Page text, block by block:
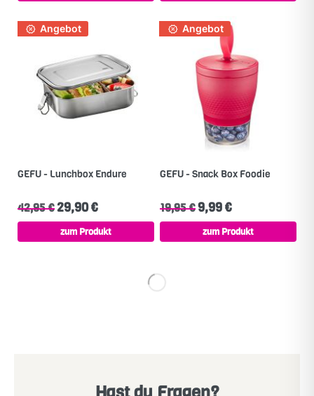
Angebot
GEFU - Lunchbox Endure
42,95 €29,90 €
zum Produkt
Angebot
GEFU - Snack Box Foodie
19,95 €9,99 €
zum Produkt